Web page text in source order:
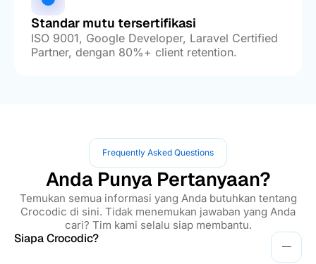
Standar mutu tersertifikasi
ISO 9001, Google Developer, Laravel Certified
Partner, dengan 80%+ client retention.
Frequently Asked Questions
Anda Punya Pertanyaan?
Temukan semua informasi yang Anda butuhkan tentang
Crocodic di sini. Tidak menemukan jawaban yang Anda
cari? Tim kami selalu siap membantu.
Siapa Crocodic?